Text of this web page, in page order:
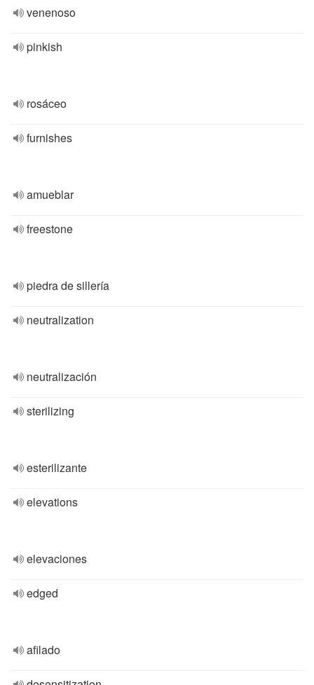
venenoso
pinkish
rosáceo
furnishes
amueblar
freestone
piedra de sillería
neutralization
neutralización
sterilizing
esterilizante
elevations
elevaciones
edged
afilado